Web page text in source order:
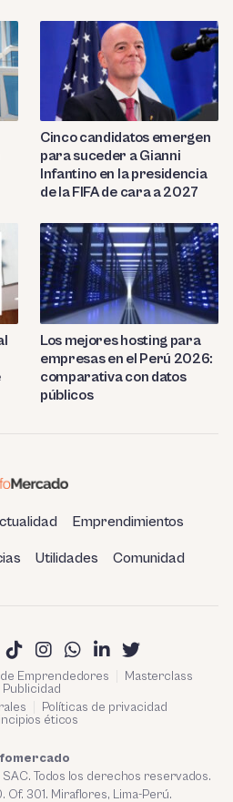
Cinco candidatos emergen
para suceder a Gianni
Infantino en la presidencia
de la FIFA de cara a 2027
Los mejores hosting para
empresas en el Perú 2026:
comparativa con datos
públicos
Emprendimientos
Utilidades Comunidad
Emprendedores
Masterclass
Publicidad
Políticas de privacidad
éticos
Todos los derechos reservados.
Of. 301. Miraflores, Lima-Perú.